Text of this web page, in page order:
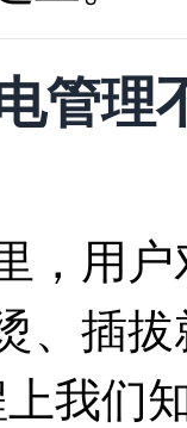
管理
，用
、插
我们